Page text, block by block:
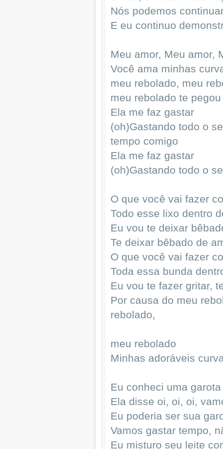
Nós podemos
E eu continuo
Meu amor, Meu amor,
Você ama minhas
meu rebolado, meu
meu rebolado te pegou
Ela me faz gastar
(oh)Gastando todo o
tempo comigo
Ela me faz gastar
(oh)Gastando todo o
O que você vai fazer
Todo esse lixo dentro
Eu vou te deixar
Te deixar bêbado de
O que você vai fazer
Toda essa bunda
Eu vou te fazer gritar,
Por causa do meu
rebolado,
meu rebolado
Minhas adoráveis
Eu conheci uma
Ela disse oi, oi, oi,
Eu poderia ser sua
Vamos gastar tempo,
Eu misturo seu leite